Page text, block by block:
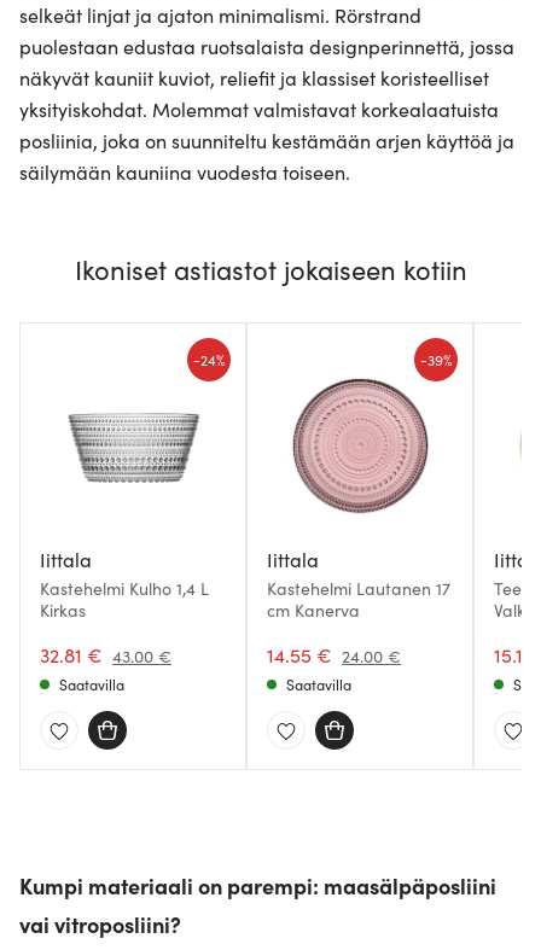
selkeät linjat ja ajaton minimalismi. Rörstrand
puolestaan edustaa ruotsalaista designperinnettä, jossa
näkyvät kauniit kuviot, reliefit ja klassiset koristeelliset
yksityiskohdat. Molemmat valmistavat korkealaatuista
posliinia, joka on suunniteltu kestämään arjen käyttöä ja
säilymään kauniina vuodesta toiseen.
Ikoniset astiastot jokaiseen kotiin
Iittala
Kastehelmi Kulho 1,4 L
Kirkas
32.81 € 43.00 €
-24%
Saatavilla
Iittala
Kastehelmi Lautanen 17
cm Kanerva
14.55 € 24.00 €
-39%
Saatavilla
Kumpi materiaali on parempi: maasälpäposliini
vai vitroposliini?